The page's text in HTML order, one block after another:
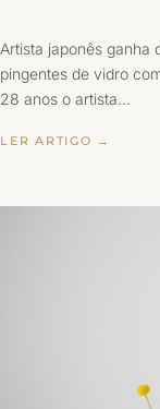
Artista japonês ganha
pingentes de vidro
28 anos o artista…
LER ARTIGO →